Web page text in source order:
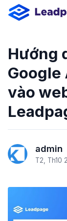
SITEMAP
Giới thiệu
Giao diện
Bảng giá
Liên hệ
Plugin
Tài liệu
Hướng
vào
admin
T2, Th10